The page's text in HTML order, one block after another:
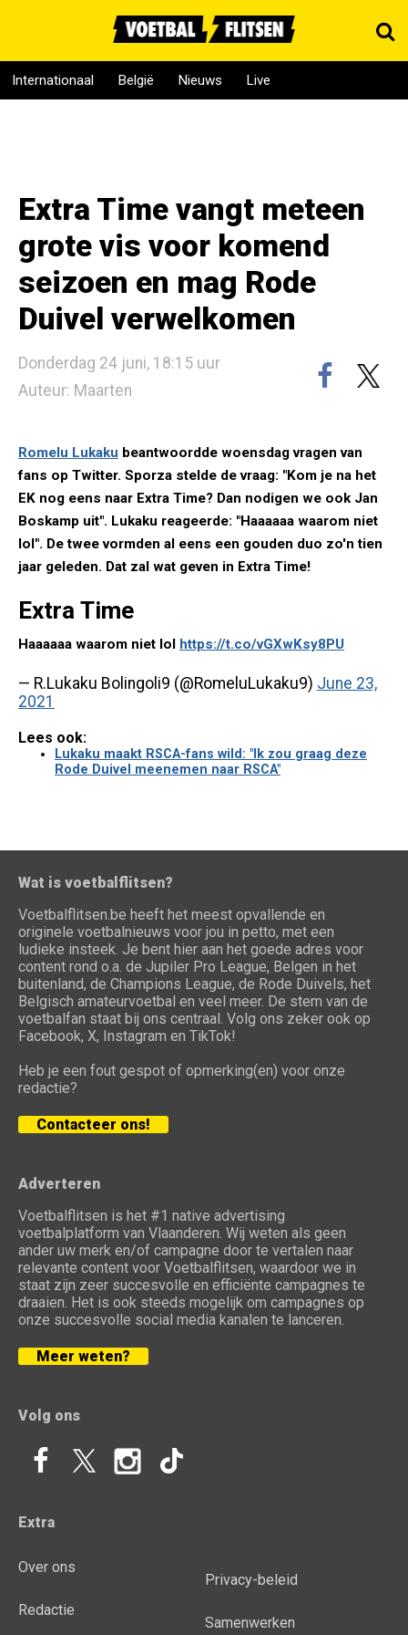
Internationaal België Nieuws Live
Extra Time vangt meteen
grote vis voor komend
seizoen en mag Rode
Duivel verwelkomen
Donderdag 24 juni, 18:15 uur
Auteur: Maarten
Romelu Lukaku beantwoordde woensdag vragen van
fans op Twitter. Sporza stelde de vraag: "Kom je na het
EK nog eens naar Extra Time? Dan nodigen we ook Jan
Boskamp uit". Lukaku reageerde: "Haaaaaa waarom niet
lol". De twee vormden al eens een gouden duo zo'n tien
jaar geleden. Dat zal wat geven in Extra Time!
Extra Time
Haaaaaa waarom niet lol https://t.co/vGXwKsy8PU
— R.Lukaku Bolingoli9 (@RomeluLukaku9) June 23,
2021
Lees ook:
Lukaku maakt RSCA-fans wild: "Ik zou graag deze
Rode Duivel meenemen naar RSCA"
Wat is voetbalflitsen?
Voetbalflitsen.be heeft het meest opvallende en
originele voetbalnieuws voor jou in petto, met een
ludieke insteek. Je bent hier aan het goede adres voor
content rond o.a. de Jupiler Pro League, Belgen in het
buitenland, de Champions League, de Rode Duivels, het
Belgisch amateurvoetbal en veel meer. De stem van de
voetbalfan staat bij ons centraal. Volg ons zeker ook op
Facebook, X, Instagram en TikTok!
Heb je een fout gespot of opmerking(en) voor onze
redactie?
Contacteer ons!
Adverteren
Voetbalflitsen is het #1 native advertising
voetbalplatform van Vlaanderen. Wij weten als geen
ander uw merk en/of campagne door te vertalen naar
relevante content voor Voetbalflitsen, waardoor we in
staat zijn zeer succesvolle en efficiënte campagnes te
draaien. Het is ook steeds mogelijk om campagnes op
onze succesvolle social media kanalen te lanceren.
Meer weten?
Volg ons
Extra
Over ons
Redactie
Privacy-beleid
Samenwerken